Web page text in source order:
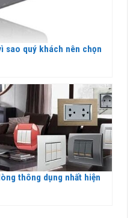
sao quý khách nên chọn
thông dụng nhất hiện